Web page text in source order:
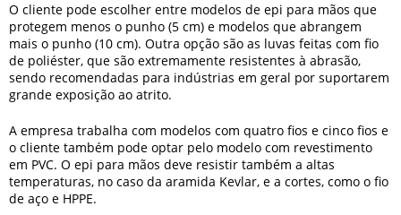
O cliente pode escolher entre modelos de epi para mãos que
protegem menos o punho (5 cm) e modelos que abrangem
mais o punho (10 cm). Outra opção são as luvas feitas com fio
de poliéster, que são extremamente resistentes à abrasão,
sendo recomendadas para indústrias em geral por suportarem
grande exposição ao atrito.
A empresa trabalha com modelos com quatro fios e cinco fios e
o cliente também pode optar pelo modelo com revestimento
em PVC. O epi para mãos deve resistir também a altas
temperaturas, no caso da aramida Kevlar, e a cortes, como o fio
de aço e HPPE.